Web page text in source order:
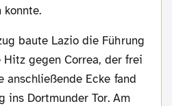
gegen Correa, der frei
anschließende Ecke fand
ins Dortmunder Tor. Am